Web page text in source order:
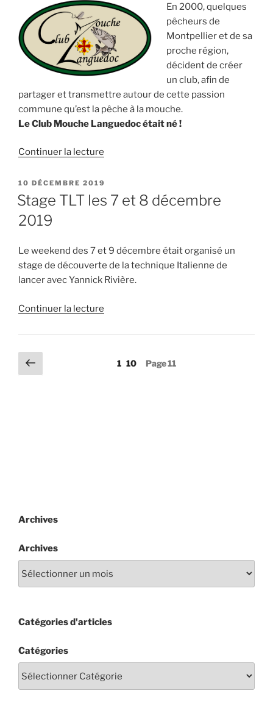
En 2000, quelques
pêcheurs de
Montpellier et de sa
proche région,
décident de créer
un club, afin de
partager et transmettre autour de cette passion
commune qu’est la pêche à la mouche.
Le Club Mouche Languedoc était né !
Continuer la lecture
Club
Mouche
ans. »
PUBLIÉ
LE
10 DÉCEMBRE 2019
Stage TLT les 7 et 8 décembre
2019
Le weekend des 7 et 9 décembre était organisé un
stage de découverte de la technique Italienne de
lancer avec Yannick Rivière.
Continuer la lecture
Pagination
des
Page
précédente
Page
1 Page
10 Page11
Archives
Archives
Catégories d'articles
Catégories